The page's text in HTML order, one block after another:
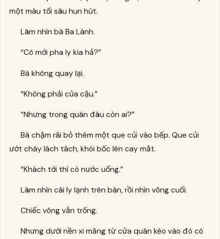
một màu tối sâu hun hút.
Lâm nhìn bà Ba Lành.
“Cô mới pha ly kia hả?”
Bà không quay lại.
“Không phải của cậu.”
“Nhưng trong quán đâu còn ai?”
Bà chậm rãi bỏ thêm một que củi vào bếp. Que củi
ướt cháy lách tách, khói bốc lên cay mắt.
“Khách tới thì có nước uống.”
Lâm nhìn cái ly lạnh trên bàn, rồi nhìn võng cuối.
Chiếc võng vẫn trống.
Nhưng dưới nền xi măng từ cửa quán kéo vào đó có